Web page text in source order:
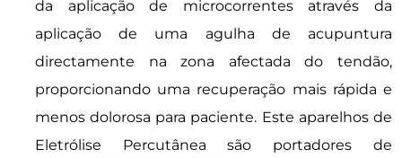
da aplicação de microcorrentes através da
aplicação de uma agulha de acupuntura
directamente na zona afectada do tendão,
proporcionando uma recuperação mais rápida e
menos dolorosa para paciente. Este aparelhos de
Eletrólise Percutânea são portadores de